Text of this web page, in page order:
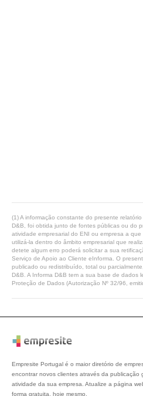
(1) A informação constante do presente
D&B, foi obtida junto de fontes públicas ou do
atividade empresarial do ENI ou empresa a
utilizá-la dentro do âmbito empresarial que
detete algum erro poderá solicitar a sua
Serviço de Apoio ao Cliente eInforma. O
publicado ou redistribuído, total ou
D&B. A Informa D&B tem a sua base de dados
Proteção de Dados (Autorização Nº 32/96,
Empresite Portugal é o maior diretório de
encontrar novos clientes através da publicação
atividade da sua empresa. Atualize a página
forma gratuita, hoje mesmo.